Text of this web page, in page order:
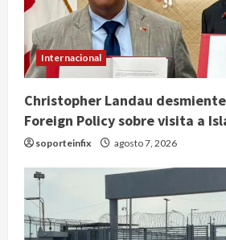
Internacional
Christopher Landau
Foreign Policy sobre visita a
soporteinfix agosto 7, 2026